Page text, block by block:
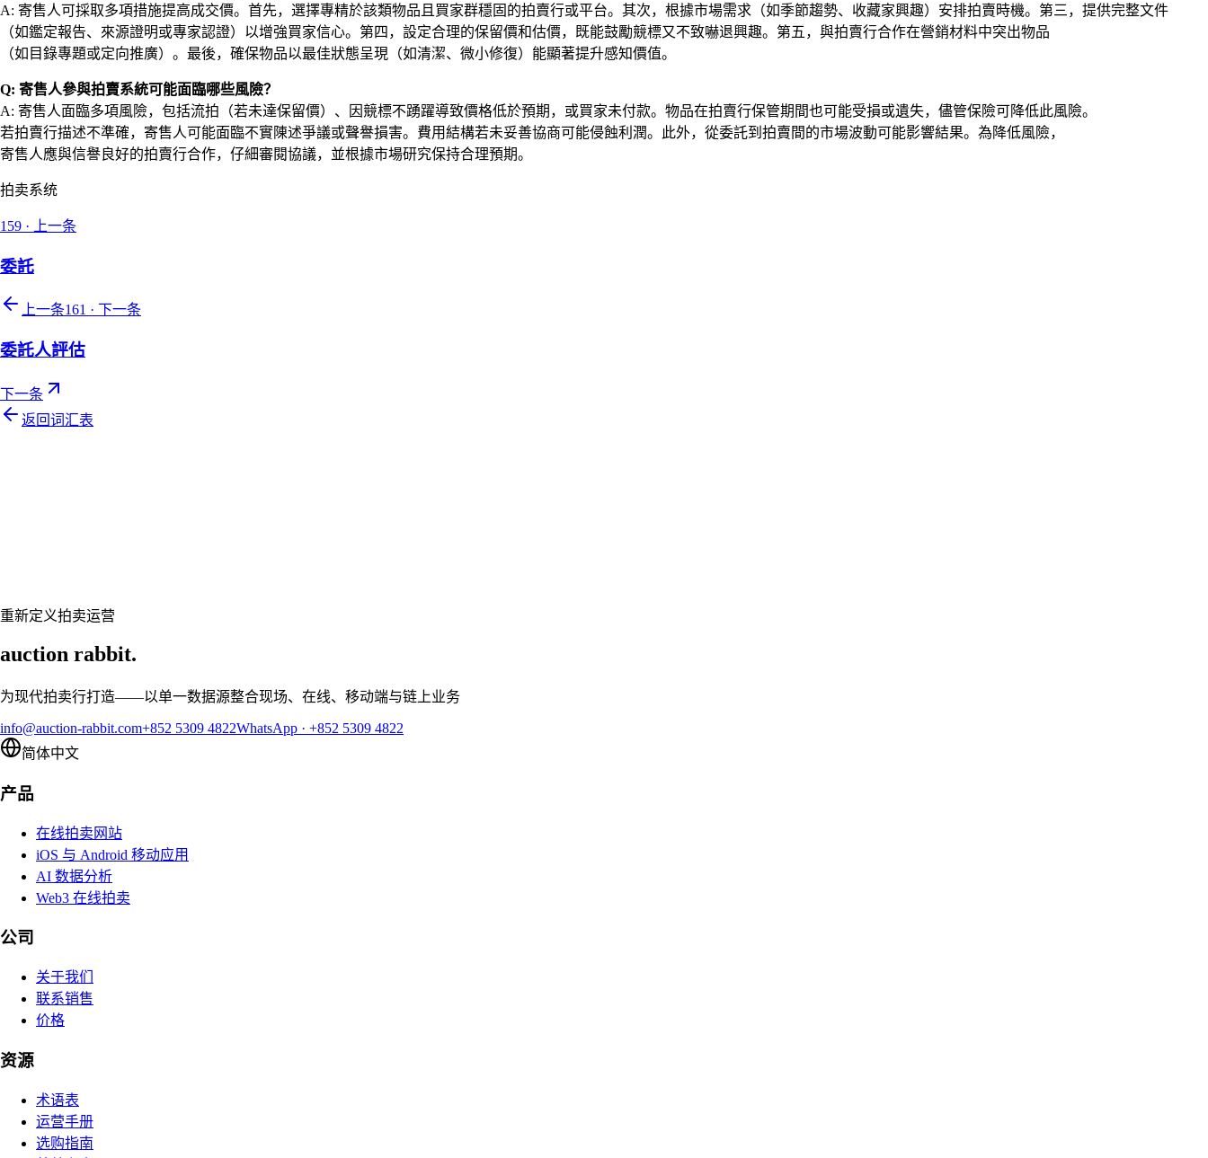
A: 寄售人可採取多項措施提高成交價。首先，選擇專精於該類物品且買家群穩固的拍賣行或平台。其次，根據市場需求（如季節趨勢、收藏家興趣）安排拍賣時機。第三，提供完整文件
（如鑑定報告、來源證明或專家認證）以增強買家信心。第四，設定合理的保留價和估價，既能鼓勵競標又不致嚇退興趣。第五，與拍賣行合作在營銷材料中突出物品
（如目錄專題或定向推廣）。最後，確保物品以最佳狀態呈現（如清潔、微小修復）能顯著提升感知價值。
Q: 寄售人參與拍賣系統可能面臨哪些風險？
A: 寄售人面臨多項風險，包括流拍（若未達保留價）、因競標不踴躍導致價格低於預期，或買家未付款。物品在拍賣行保管期間也可能受損或遺失，儘管保險可降低此風險。
若拍賣行描述不準確，寄售人可能面臨不實陳述爭議或聲譽損害。費用結構若未妥善協商可能侵蝕利潤。此外，從委託到拍賣間的市場波動可能影響結果。為降低風險，
寄售人應與信譽良好的拍賣行合作，仔細審閱協議，並根據市場研究保持合理預期。
拍卖系统
159 · 上一条
委託
上一条161 · 下一条
委託人評估
下一条
返回词汇表
重新定义拍卖运营
auction rabbit.
为现代拍卖行打造——以单一数据源整合现场、在线、移动端与链上业务
info@auction-rabbit.com+852 5309 4822WhatsApp · +852 5309 4822
简体中文
产品
在线拍卖网站
iOS 与 Android 移动应用
AI 数据分析
Web3 在线拍卖
公司
关于我们
联系销售
价格
资源
术语表
运营手册
选购指南